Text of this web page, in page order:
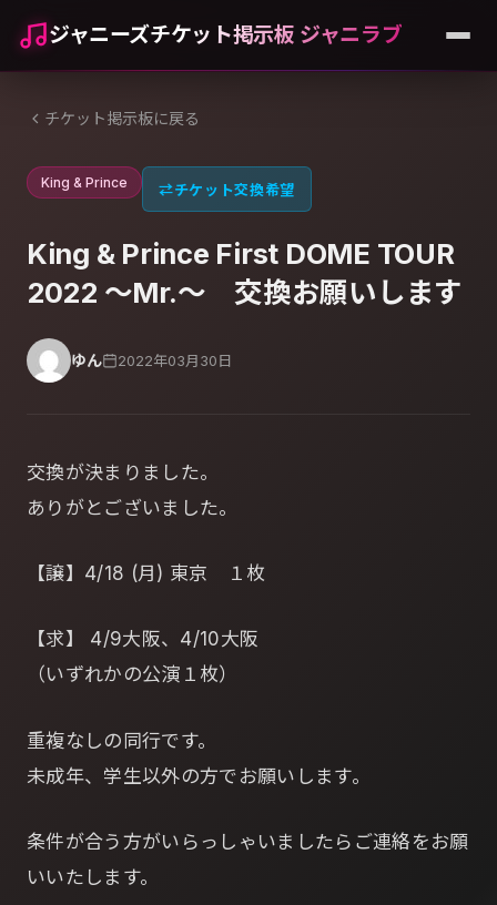
ジャニーズチケット掲示板 ジャニラブ
チケット掲示板に戻る
King & Prince ⇄チケット交換希望
King & Prince First DOME TOUR
2022 ～Mr.～ 交換お願いします
ゆん 2022年03月30日
交換が決まりました。
ありがとございました。
【譲】4/18 (月) 東京 １枚
【求】 4/9大阪、4/10大阪
（いずれかの公演１枚）
重複なしの同行です。
未成年、学生以外の方でお願いします。
条件が合う方がいらっしゃいましたらご連絡をお願
いいたします。